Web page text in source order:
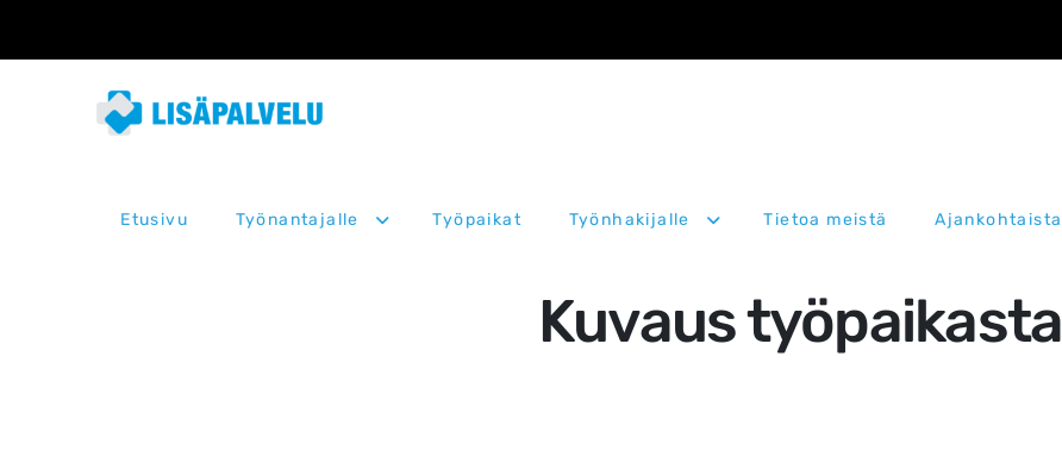
Etusivu Työnantajalle Työpaikat Työnhakijalle Tietoa meistä Ajankohtaista
Kuvaus työpaikasta